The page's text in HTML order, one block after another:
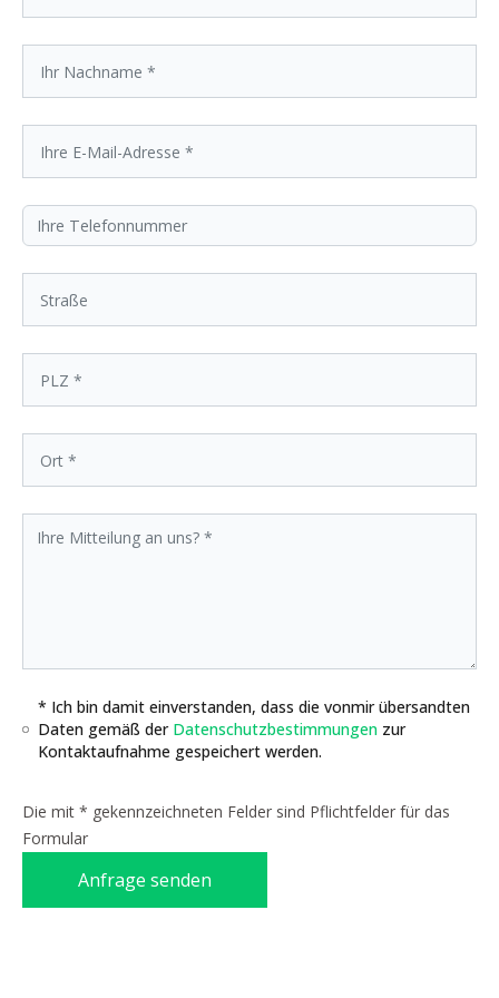
* Ich bin damit einverstanden, dass die vonmir übersandten
Daten gemäß der Datenschutzbestimmungen zur
Kontaktaufnahme gespeichert werden.
Die mit * gekennzeichneten Felder sind Pflichtfelder für das
Formular
Anfrage senden